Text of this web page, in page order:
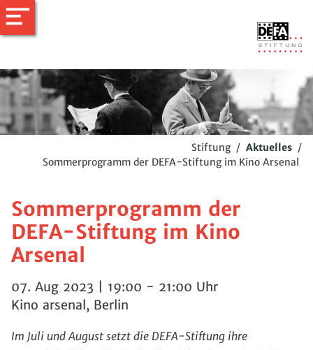
Stiftung / Aktuelles /
Sommerprogramm der DEFA-Stiftung im Kino Arsenal
Sommerprogramm der
DEFA-Stiftung im Kino
Arsenal
07. Aug 2023 | 19:00 - 21:00 Uhr
Kino arsenal, Berlin
Im Juli und August setzt die DEFA-Stiftung ihre